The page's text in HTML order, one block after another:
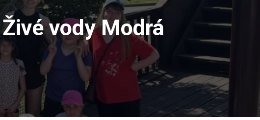
vody Modrá